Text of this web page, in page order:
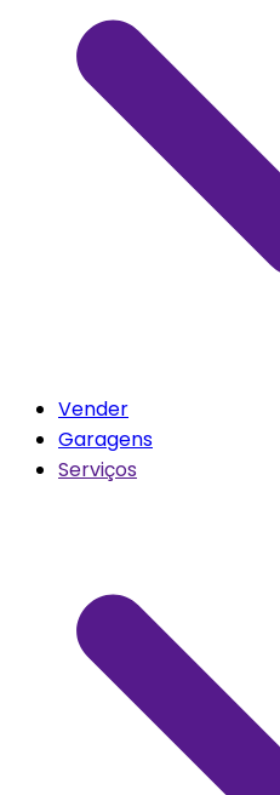
Vender
Garagens
Serviços